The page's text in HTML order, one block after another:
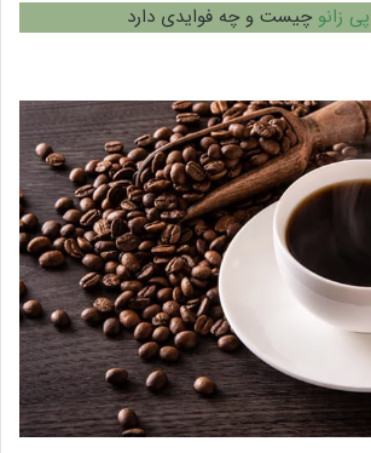
زانو چیست و چه فوایدی دارد